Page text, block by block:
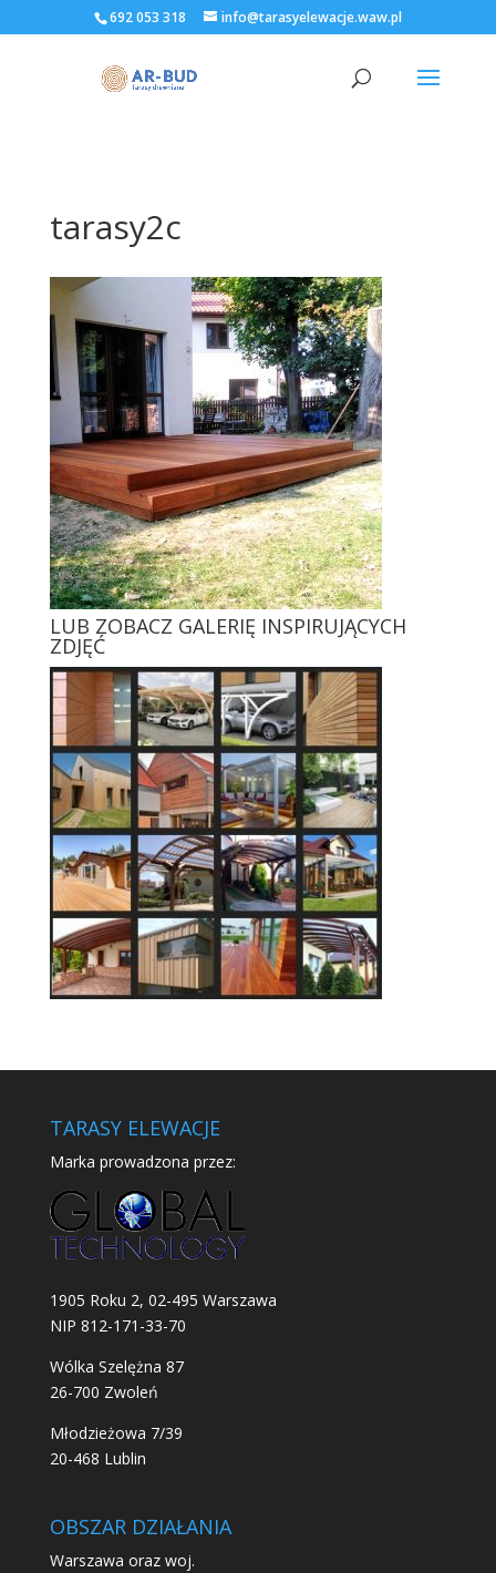
692 053 318 info@tarasyelewacje.waw.pl
tarasy2c
LUB ZOBACZ GALERIĘ INSPIRUJĄCYCH
ZDJĘĆ
TARASY ELEWACJE
Marka prowadzona przez:
1905 Roku 2, 02-495 Warszawa
NIP 812-171-33-70
Wólka Szelężna 87
26-700 Zwoleń
Młodzieżowa 7/39
20-468 Lublin
OBSZAR DZIAŁANIA
Warszawa oraz woj.